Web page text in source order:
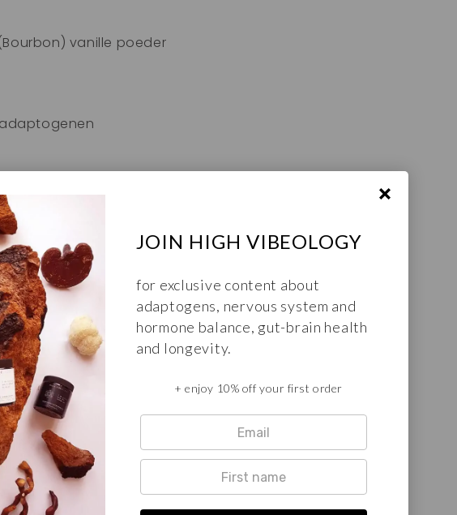
vanille poeder
adaptogenen
adaptogenen
pea
pea thee
JOIN HIGH VIBEOLOGY
for exclusive content about
adaptogens, nervous system and
hormone balance, gut-brain health
and longevity.
+ enjoy 10% off your first order